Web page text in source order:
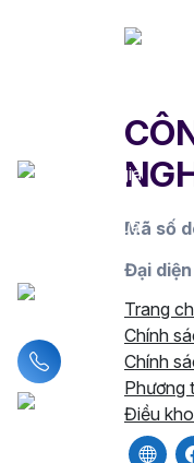
Mã số
Đại
Trang
Chính
Chính
Phương
Điều
Liên hệ hotline